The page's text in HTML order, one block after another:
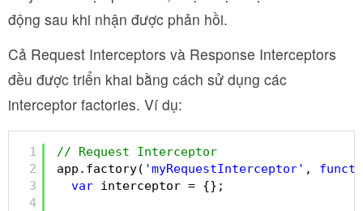
động sau khi nhận được phản hồi.
Cả Request Interceptors và Response Interceptors
đều được triển khai bằng cách sử dụng các
interceptor factories. Ví dụ:
1
2
3
4
// Request Interceptor
app.factory( 'myRequestInterceptor' ,
var interceptor = {};